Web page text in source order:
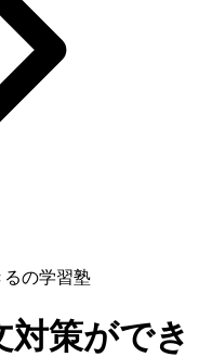
の学習塾
対策ができ